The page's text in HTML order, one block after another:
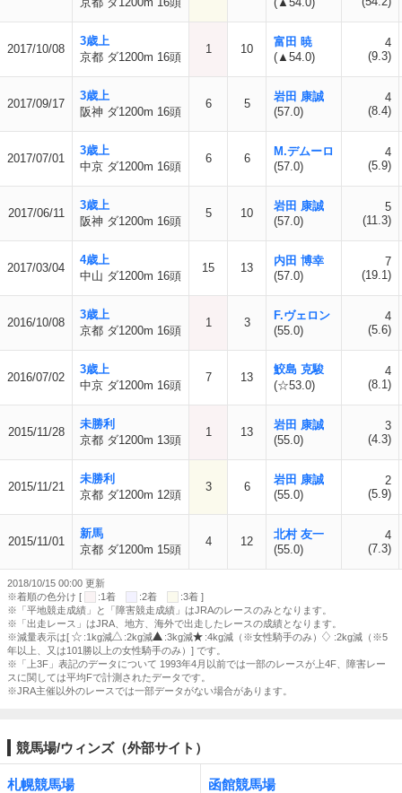
2017/10/08
3歳上
京都 ダ1200m 16頭
1 10
富田 暁
(▲54.0)
4
(9.3)
2017/09/17
3歳上
阪神 ダ1200m 16頭
6 5
岩田 康誠
(57.0)
4
(8.4)
2017/07/01
3歳上
中京 ダ1200m 16頭
6 6
M.デムーロ
(57.0)
4
(5.9)
2017/06/11
3歳上
阪神 ダ1200m 16頭
5 10
岩田 康誠
(57.0)
5
(11.3)
2017/03/04
4歳上
中山 ダ1200m 16頭
15 13
内田 博幸
(57.0)
7
(19.1)
2016/10/08
3歳上
京都 ダ1200m 16頭
1 3
F.ヴェロン
(55.0)
4
(5.6)
2016/07/02
3歳上
中京 ダ1200m 16頭
7 13
鮫島 克駿
(☆53.0)
4
(8.1)
2015/11/28
未勝利
京都 ダ1200m 13頭
1 13
岩田 康誠
(55.0)
3
(4.3)
2015/11/21
未勝利
京都 ダ1200m 12頭
3 6
岩田 康誠
(55.0)
2
(5.9)
2015/11/01
新馬
京都 ダ1200m 15頭
4 12
北村 友一
(55.0)
4
(7.3)
2018/10/15 00:00 更新
※着順の色分け [
:1着 :2着
:3着 ]
※「平地競走成績」と「障害競走成績」はJRAのレースのみとなります。
※「出走レース」はJRA、地方、海外で出走したレースの成績となります。
※減量表示は[
:1kg減 :2kg減 :3kg減 :4kg減（※女性騎手のみ）
:2kg減（※5
年以上、又は101勝以上の女性騎手のみ）] です。
※「上3F」表記のデータについて 1993年4月以前では一部のレースが上4F、障害レー
スに関しては平均Fで計測されたデータです。
※JRA主催以外のレースでは一部データがない場合があります。
競馬場/ウィンズ（外部サイト）
札幌競馬場 函館競馬場